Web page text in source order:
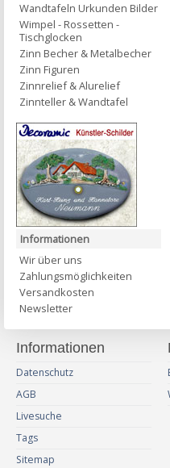
Wandtafeln Urkunden Bilder
Wimpel - Rossetten -
Tischglocken
Zinn Becher & Metalbecher
Zinn Figuren
Zinnrelief & Alurelief
Zinnteller & Wandtafel
Informationen
Wir über uns
Zahlungsmöglichkeiten
Versandkosten
Newsletter
Informationen
Datenschutz
AGB
Livesuche
Tags
Sitemap